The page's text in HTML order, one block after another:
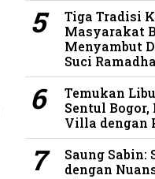
Tiga Tradisi
Masyarakat
Menyambut
Suci
Temukan
Sentul Bogor,
Villa dengan
Saung Sabin:
dengan